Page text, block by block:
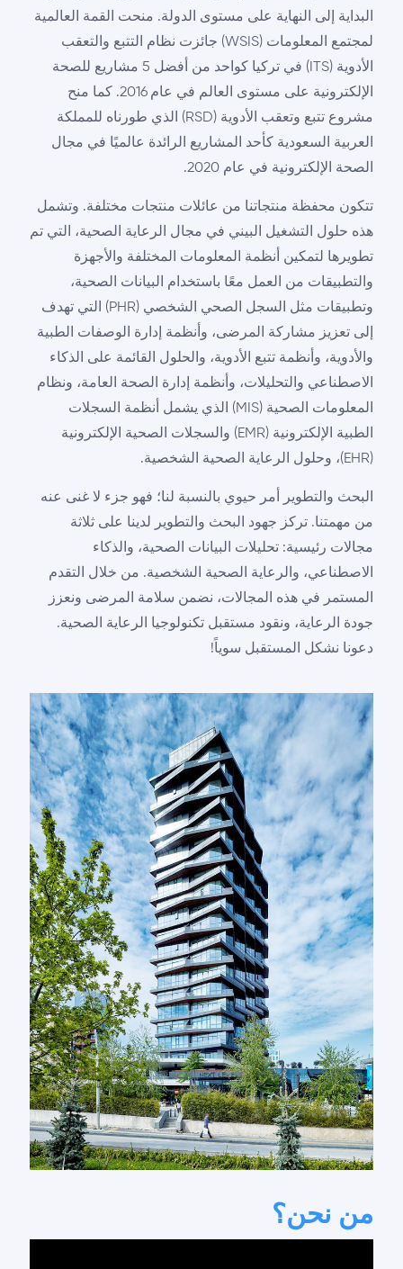
البداية إلى النهاية على مستوى الدولة. منحت القمة العالمية
لمجتمع المعلومات (WSIS) جائزت نظام التتبع والتعقب
الأدوية (ITS) في تركيا كواحد من أفضل 5 مشاريع للصحة
الإلكترونية على مستوى العالم في عام 2016. كما منح
مشروع تتبع وتعقب الأدوية (RSD) الذي طورناه للمملكة
العربية السعودية كأحد المشاريع الرائدة عالميًا في مجال
الصحة الإلكترونية في عام 2020.
تتكون محفظة منتجاتنا من عائلات منتجات مختلفة. وتشمل
هذه حلول التشغيل البيني في مجال الرعاية الصحية، التي تم
تطويرها لتمكين أنظمة المعلومات المختلفة والأجهزة
والتطبيقات من العمل معًا باستخدام البيانات الصحية،
وتطبيقات مثل السجل الصحي الشخصي (PHR) التي تهدف
إلى تعزيز مشاركة المرضى، وأنظمة إدارة الوصفات الطبية
والأدوية، وأنظمة تتبع الأدوية، والحلول القائمة على الذكاء
الاصطناعي والتحليلات، وأنظمة إدارة الصحة العامة، ونظام
المعلومات الصحية (MIS) الذي يشمل أنظمة السجلات
الطبية الإلكترونية (EMR) والسجلات الصحية الإلكترونية
(EHR)، وحلول الرعاية الصحية الشخصية.
البحث والتطوير أمر حيوي بالنسبة لنا؛ فهو جزء لا غنى عنه
من مهمتنا. تركز جهود البحث والتطوير لدينا على ثلاثة
مجالات رئيسية: تحليلات البيانات الصحية، والذكاء
الاصطناعي، والرعاية الصحية الشخصية. من خلال التقدم
المستمر في هذه المجالات، نضمن سلامة المرضى ونعزز
جودة الرعاية، ونقود مستقبل تكنولوجيا الرعاية الصحية.
دعونا نشكل المستقبل سوياً!
من نحن؟